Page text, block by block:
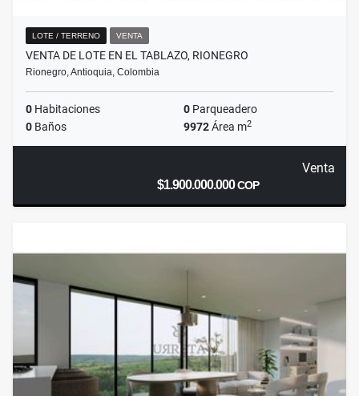
LOTE / TERRENO VENTA
VENTA DE LOTE EN EL TABLAZO, RIONEGRO
Rionegro, Antioquia, Colombia
0 Habitaciones 0 Parqueadero
0 Baños 9972Área m2
Venta
$1.900.000.000COP